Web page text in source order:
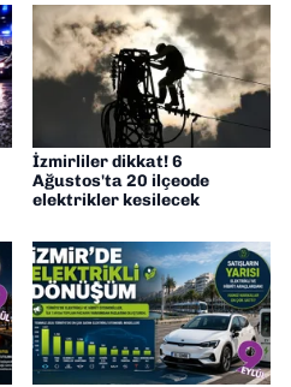
İzmirliler dikkat! 6
Ağustos'ta 20 ilçeode
elektrikler kesilecek